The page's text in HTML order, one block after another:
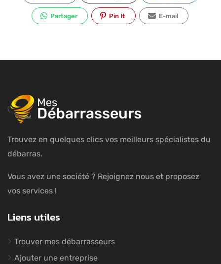
Partager Pin It E-mail
Trouvez en quelques clics vos meilleurs spécialistes du
débarras.
Vous avez une société ? Rejoignez nous et proposez
vos services !
Liens utiles
Trouver mes débarrasseurs
Ajouter une entreprise